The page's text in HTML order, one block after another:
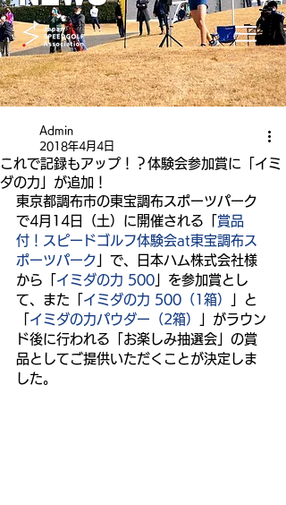
これで記録もアップ！？体験会参加賞に「イミ
ダの力」が追加！
Admin
2018年4月4日
東京都調布市の東宝調布スポーツパーク
で4月14日（土）に開催される「 賞品
付！スピードゴルフ体験会at東宝調布ス
ポーツパーク 」で、日本ハム株式会社様
から「 イミダの力 500 」を参加賞とし
て、また「 イミダの力 500（1箱）
」と
イミダの力パウダー（2箱）
」がラウン
ド後に行われる「お楽しみ抽選会」の賞
品としてご提供いただくことが決定しま
した。